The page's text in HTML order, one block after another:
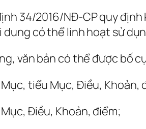
34/2016/NĐ-CP quy
có thể linh hoạt sử
văn bản có thể được bố
tiểu Mục, Điều, Khoản,
Điều, Khoản, điểm;